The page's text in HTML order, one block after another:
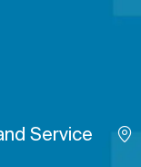
Service